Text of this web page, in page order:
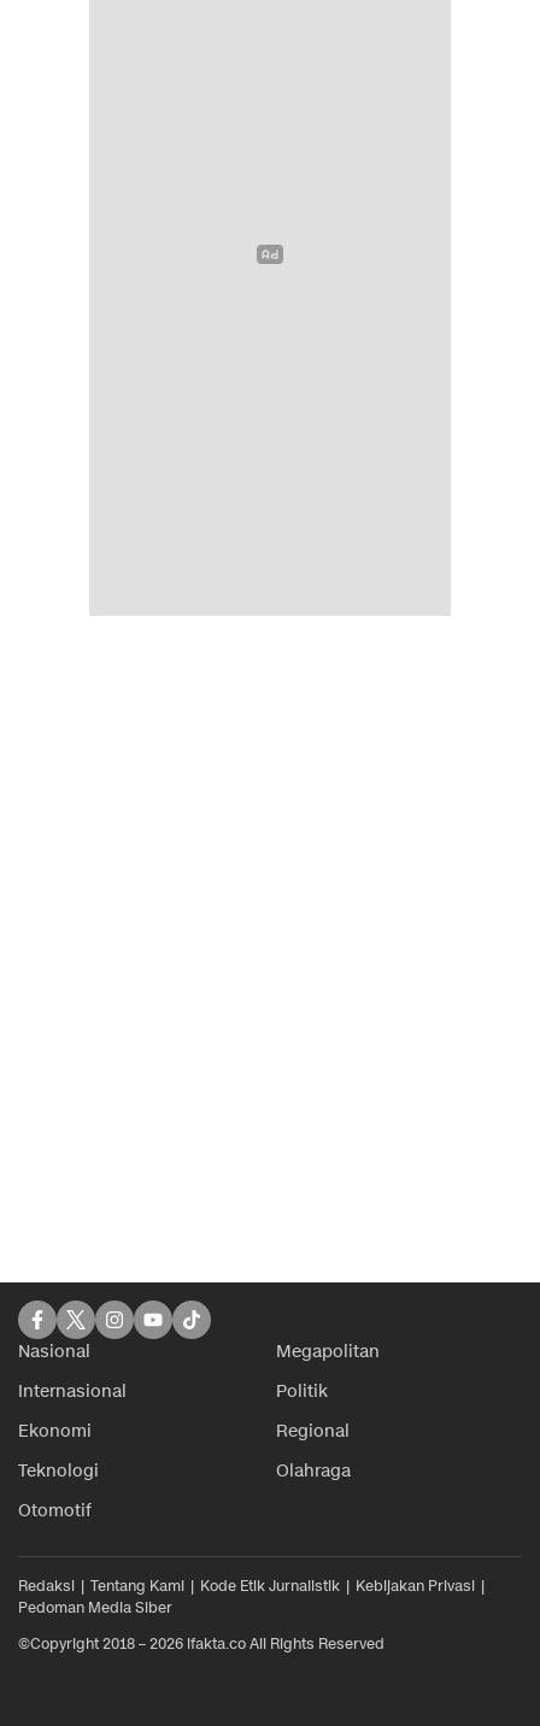
Nasional
Megapolitan
Internasional
Politik
Ekonomi
Regional
Teknologi
Olahraga
Otomotif
Redaksi Tentang Kami Kode Etik Jurnalistik
Kebijakan Privasi
Pedoman Media Siber
©Copyright 2018 – 2026 ifakta.co All Rights Reserved